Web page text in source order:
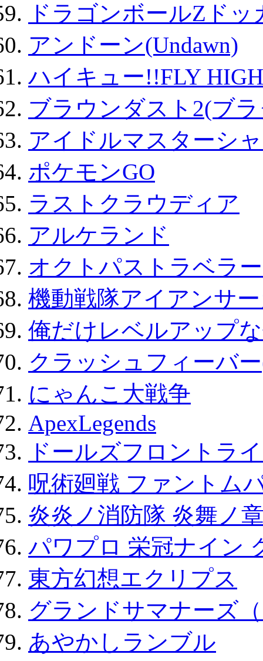
ドラゴンボールZド
アンドーン(Undawn)
ハイキュー!!FLY HIGH
ブラウンダスト2(ブ
アイドルマスターシ
ポケモンGO
ラストクラウディア
アルケランド
オクトパストラベラ
機動戦隊アイアンサ
俺だけレベルアップ
クラッシュフィーバ
にゃんこ大戦争
ApexLegends
ドールズフロントラ
呪術廻戦 ファントム
炎炎ノ消防隊 炎舞ノ
パワプロ 栄冠ナイン
東方幻想エクリプス
グランドサマナーズ
あやかしランブル